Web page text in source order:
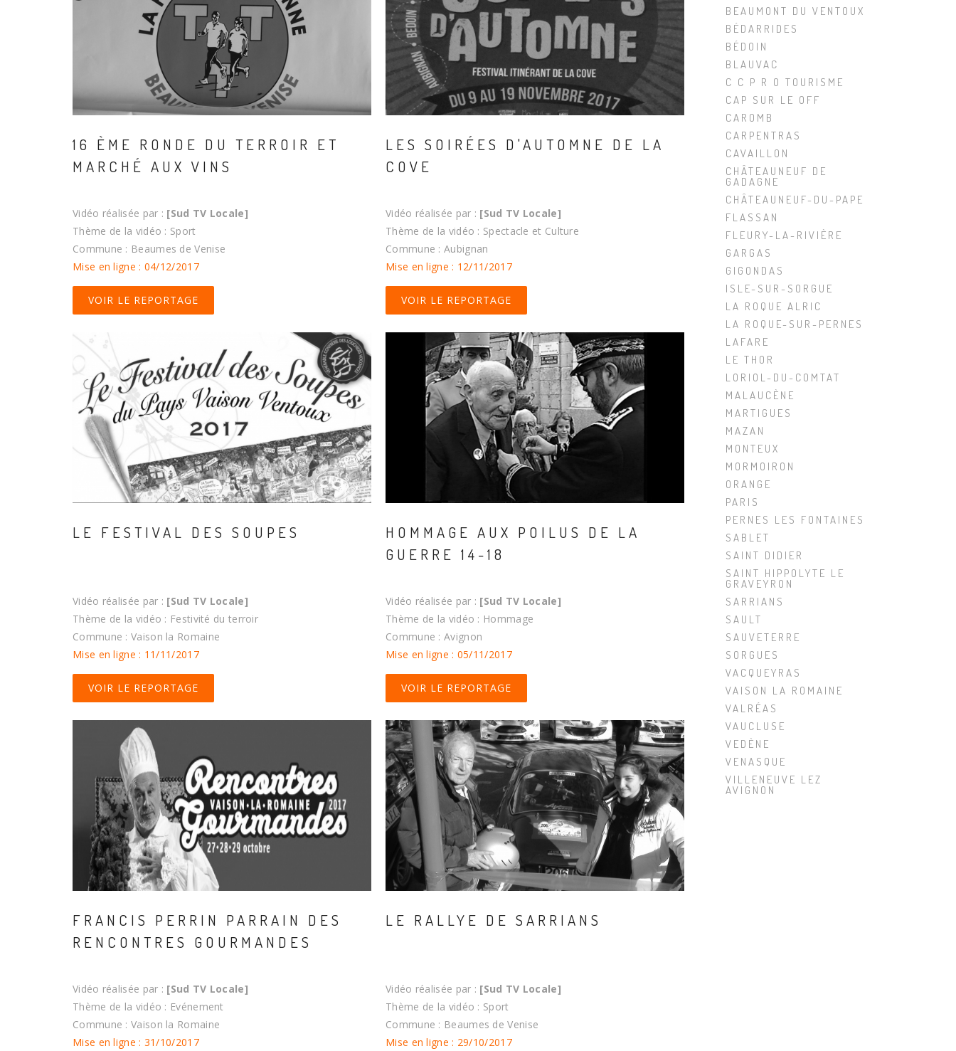
16 ÈME RONDE DU TERROIR ET
MARCHÉ AUX VINS
Vidéo réalisée par : [Sud TV Locale]
Thème de la vidéo : Sport
Commune : Beaumes de Venise
Mise en ligne : 04/12/2017
VOIR LE REPORTAGE
LES SOIRÉES D'AUTOMNE DE LA
COVE
Vidéo réalisée par : [Sud TV Locale]
Thème de la vidéo : Spectacle et Culture
Commune : Aubignan
Mise en ligne : 12/11/2017
VOIR LE REPORTAGE
LE FESTIVAL DES SOUPES
Vidéo réalisée par : [Sud TV Locale]
Thème de la vidéo : Festivité du terroir
Commune : Vaison la Romaine
Mise en ligne : 11/11/2017
VOIR LE REPORTAGE
HOMMAGE AUX POILUS DE LA
GUERRE 14-18
Vidéo réalisée par : [Sud TV Locale]
Thème de la vidéo : Hommage
Commune : Avignon
Mise en ligne : 05/11/2017
VOIR LE REPORTAGE
FRANCIS PERRIN PARRAIN DES
RENCONTRES GOURMANDES
Vidéo réalisée par : [Sud TV Locale]
Thème de la vidéo : Evénement
Commune : Vaison la Romaine
Mise en ligne : 31/10/2017
LE RALLYE DE SARRIANS
Vidéo réalisée par : [Sud TV Locale]
Thème de la vidéo : Sport
Commune : Beaumes de Venise
Mise en ligne : 29/10/2017
BEAUMONT DU VENTOUX
BÉDARRIDES
BÉDOIN
BLAUVAC
C C P R O TOURISME
CAP SUR LE OFF
CAROMB
CARPENTRAS
CAVAILLON
CHÂTEAUNEUF DE
GADAGNE
CHÂTEAUNEUF-DU-PAPE
FLASSAN
FLEURY-LA-RIVIÈRE
GARGAS
GIGONDAS
ISLE-SUR-SORGUE
LA ROQUE ALRIC
LA ROQUE-SUR-PERNES
LAFARE
LE THOR
LORIOL-DU-COMTAT
MALAUCÈNE
MARTIGUES
MAZAN
MONTEUX
MORMOIRON
ORANGE
PARIS
PERNES LES FONTAINES
SABLET
SAINT DIDIER
SAINT HIPPOLYTE LE
GRAVEYRON
SARRIANS
SAULT
SAUVETERRE
SORGUES
VACQUEYRAS
VAISON LA ROMAINE
VALRÉAS
VAUCLUSE
VEDÈNE
VENASQUE
VILLENEUVE LEZ
AVIGNON